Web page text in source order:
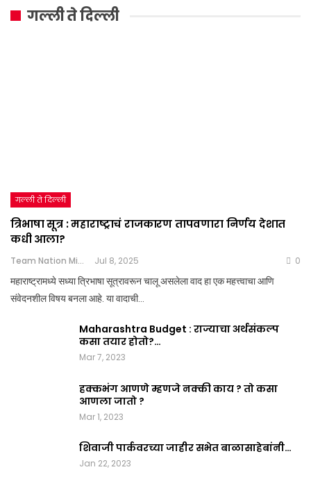
गल्ली ते दिल्ली
गल्ली ते दिल्ली
त्रिभाषा सूत्र : महाराष्ट्राचं राजकारण तापवणारा निर्णय देशात
कधी आला?
Team Nation Mic Jul 8, 2025 0
महाराष्ट्रामध्ये सध्या त्रिभाषा सूत्रावरून चालू असलेला वाद हा एक महत्त्वाचा आणि
संवेदनशील विषय बनला आहे. या वादाची…
Maharashtra Budget : राज्याचा अर्थसंकल्प
कसा तयार होतो?…
Mar 7, 2023
हक्कभंग आणणे म्हणजे नक्की काय ? तो कसा
आणला जातो ?
Mar 1, 2023
शिवाजी पार्कवरच्या जाहीर सभेत बाळासाहेबांनी…
Jan 22, 2023